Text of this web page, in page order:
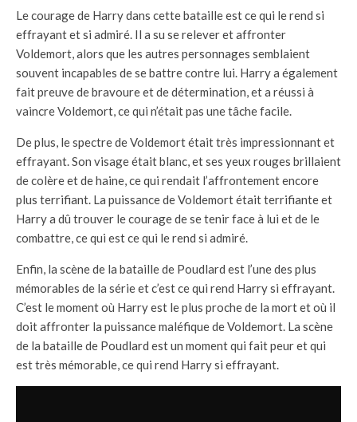
Le courage de Harry dans cette bataille est ce qui le rend si
effrayant et si admiré. Il a su se relever et affronter
Voldemort, alors que les autres personnages semblaient
souvent incapables de se battre contre lui. Harry a également
fait preuve de bravoure et de détermination, et a réussi à
vaincre Voldemort, ce qui n’était pas une tâche facile.
De plus, le spectre de Voldemort était très impressionnant et
effrayant. Son visage était blanc, et ses yeux rouges brillaient
de colère et de haine, ce qui rendait l’affrontement encore
plus terrifiant. La puissance de Voldemort était terrifiante et
Harry a dû trouver le courage de se tenir face à lui et de le
combattre, ce qui est ce qui le rend si admiré.
Enfin, la scène de la bataille de Poudlard est l’une des plus
mémorables de la série et c’est ce qui rend Harry si effrayant.
C’est le moment où Harry est le plus proche de la mort et où il
doit affronter la puissance maléfique de Voldemort. La scène
de la bataille de Poudlard est un moment qui fait peur et qui
est très mémorable, ce qui rend Harry si effrayant.